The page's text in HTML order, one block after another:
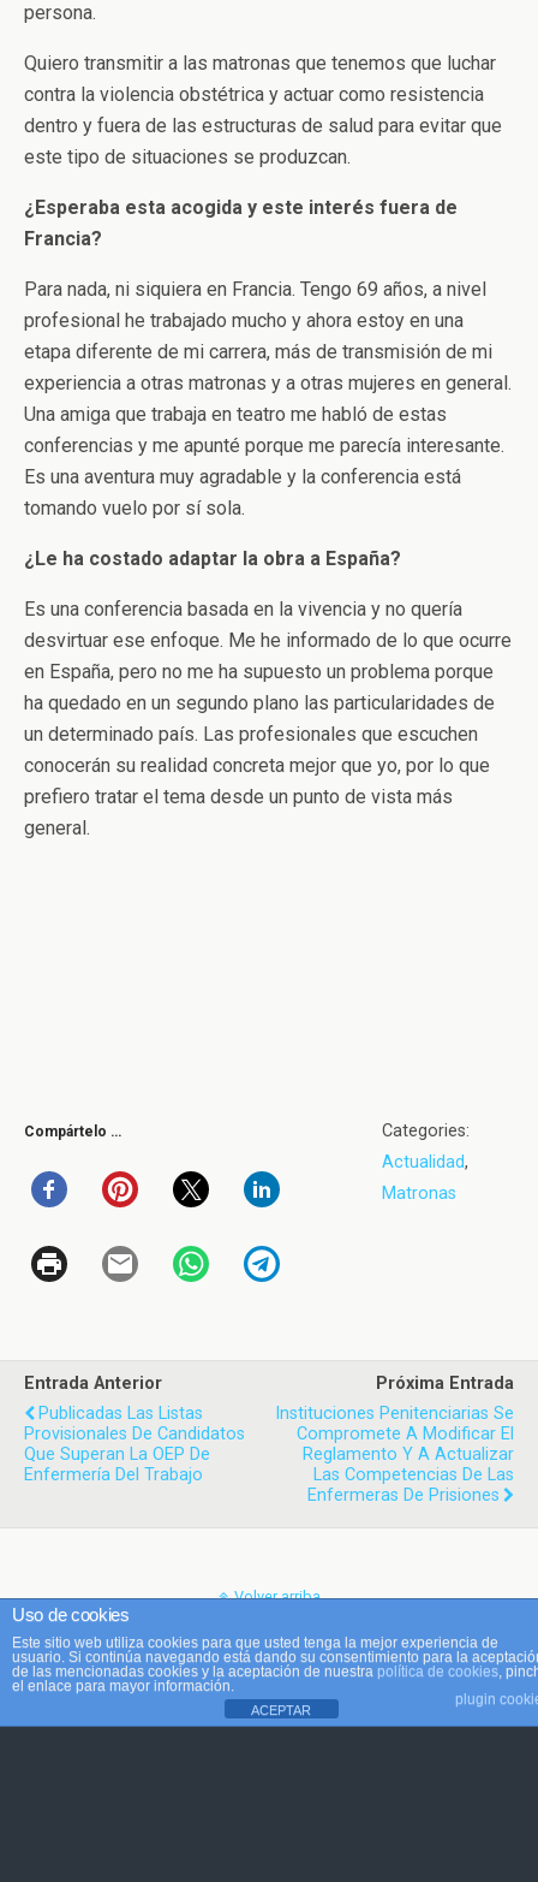
persona.
Quiero transmitir a las matronas que tenemos que luchar
contra la violencia obstétrica y actuar como resistencia
dentro y fuera de las estructuras de salud para evitar que
este tipo de situaciones se produzcan.
¿Esperaba esta acogida y este interés fuera de
Francia?
Para nada, ni siquiera en Francia. Tengo 69 años, a nivel
profesional he trabajado mucho y ahora estoy en una
etapa diferente de mi carrera, más de transmisión de mi
experiencia a otras matronas y a otras mujeres en general.
Una amiga que trabaja en teatro me habló de estas
conferencias y me apunté porque me parecía interesante.
Es una aventura muy agradable y la conferencia está
tomando vuelo por sí sola.
¿Le ha costado adaptar la obra a España?
Es una conferencia basada en la vivencia y no quería
desvirtuar ese enfoque. Me he informado de lo que ocurre
en España, pero no me ha supuesto un problema porque
ha quedado en un segundo plano las particularidades de
un determinado país. Las profesionales que escuchen
conocerán su realidad concreta mejor que yo, por lo que
prefiero tratar el tema desde un punto de vista más
general.
Compártelo …
Categories:
Actualidad,
Matronas
Entrada Anterior
Publicadas Las Listas
Provisionales De Candidatos
Que Superan La OEP De
Enfermería Del Trabajo
Próxima Entrada
Instituciones Penitenciarias Se
Compromete A Modificar El
Reglamento Y A Actualizar
Las Competencias De Las
Enfermeras De Prisiones
Volver arriba
Móvil Escritorio
Uso de cookies
Este sitio web utiliza cookies para que usted tenga la mejor experiencia de
usuario. Si continúa navegando está dando su consentimiento para la
de las mencionadas cookies y la aceptación de nuestra política de cookies ,
el enlace para mayor información.
plugin
ACEPTAR